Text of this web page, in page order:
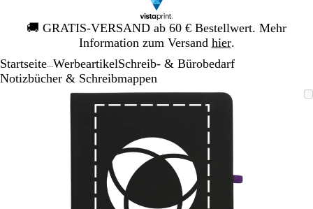
🚚 GRATIS-VERSAND ab 60 € Bestellwert. Mehr
Information zum Versand hier.
Galeriebild
1
Startseite WerbeartikelSchreib- & Bürobedarf
Notizbücher & Schreibmappen
Vergrößer-/verkleinerbares
Bild
Zoom
auf
Klicken
zum
Verwenden
Sie
Tasten
+
und